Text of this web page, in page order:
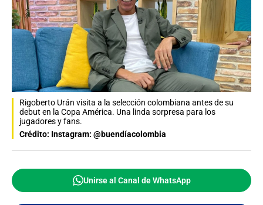
Rigoberto Urán visita a la selección colombiana antes de su
debut en la Copa América. Una linda sorpresa para los
jugadores y fans.
Crédito: Instagram: @buendíacolombia
Unirse al Canal de WhatsApp